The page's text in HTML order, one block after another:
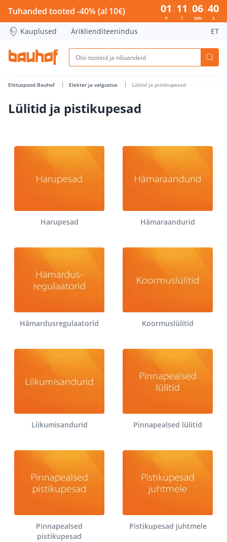
Lülitid ja pistikupesad - Bauhof has loaded
Tuhanded tooted -40% (al 10€) 01
P
11
T
06
MIN
39
S
Kauplused Äriklienditeenindus ET
Ehituspood Bauhof Elekter ja valgustus Lülitid ja pistikupesad
Lülitid ja pistikupesad
Harupesad Hämaraandurid
Hämardusregulaatorid Koormuslülitid
Liikumisandurid Pinnapealsed lülitid
Pinnapealsed
pistikupesad
Pistikupesad juhtmele